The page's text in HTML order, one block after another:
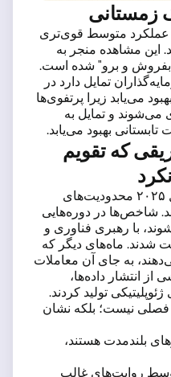
زمستانی
متوسط قوی‌تری
این مشاهده منجر به
و برو" شده است.
تمایل دارد در
می‌یابد زیرا پرتفوی‌ها
و تمایل به
بهبود می‌یابد.
به طریقی که تقویم
با این حال، حرکات قیمتی سال ۲۰۲۵ محدودیت‌های
شاخص‌ها در دوره‌هایی
با رهبری فناوری و
شدند. ماه‌های دیگر که
به جای آن معاملات
انتشار داده‌ها،
تولید کردند.
فصلی نیست؛ بلکه نشان
بلندمدت هستند،
روایت‌های غالب